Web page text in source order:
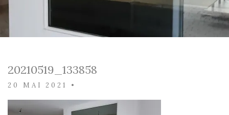
20210519_133858
20 MAI 2021 •